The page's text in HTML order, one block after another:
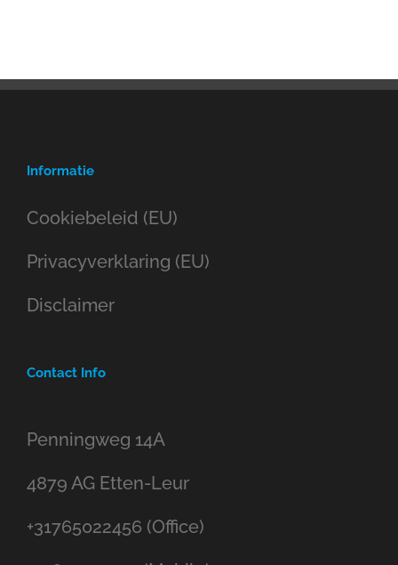
Informatie
Cookiebeleid (EU)
Privacyverklaring (EU)
Disclaimer
Contact Info
Penningweg 14A
4879 AG Etten-Leur
+31765022456 (Office)